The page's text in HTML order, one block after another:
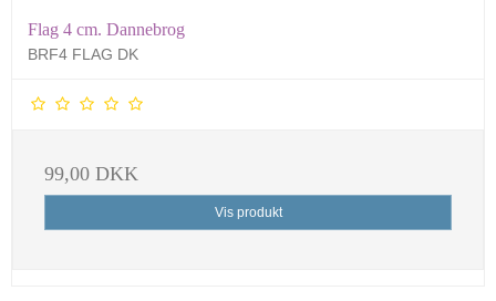
Flag 4 cm. Dannebrog
BRF4 FLAG DK
99,00 DKK
Vis produkt